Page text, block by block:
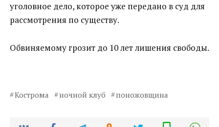
уголовное дело, которое уже передано в суд для
рассмотрения по существу.
Обвиняемому грозит до 10 лет лишения свободы.
Кострома ночной клуб поножовщина